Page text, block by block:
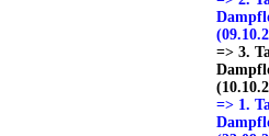
=> 3.
=> 1.